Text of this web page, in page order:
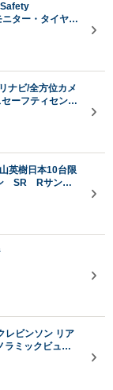
ター・タイヤ空
ークローザー・
ッドアップディ
ナビ/全方位カメ
ーフティセンス/
ンドスポット
シート/前席シー
英樹日本10台限
SR Rサンシ
ート シート
ジタルインナ
レビンソン リア
ラミックビュー
ー シートヒータ
ヘッドライト